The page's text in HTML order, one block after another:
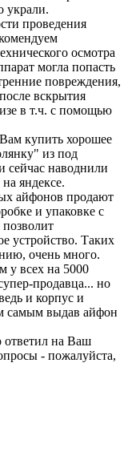
украли.
проведения
осмотра
могла попасть
повреждения,
вскрытия
в т.ч. с помощью
купить хорошее
из под
сейчас наводнили
яндексе.
айфонов продают
и упаковке с
устройство. Таких
очень много.
у всех на 5000
продавца... но
и корпус и
самым выдав айфон
ответил на Ваш
- пожалуйста,